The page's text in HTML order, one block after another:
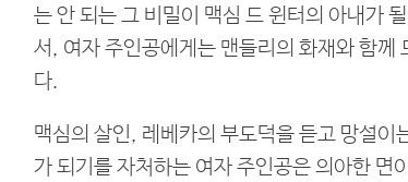
는 안 되는 그 비밀이 맥심 드 윈터의 아내가
서, 여자 주인공에게는 맨들리의 화재와 함께
다.
맥심의 살인, 레베카의 부도덕을 듣고 망설이
가 되기를 자처하는 여자 주인공은 의아한 면